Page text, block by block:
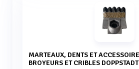
MARTEAUX, DENTS ET ACCESSOIRES ADAPTABLES AUX
BROYEURS ET CRIBLES DOPPSTADT